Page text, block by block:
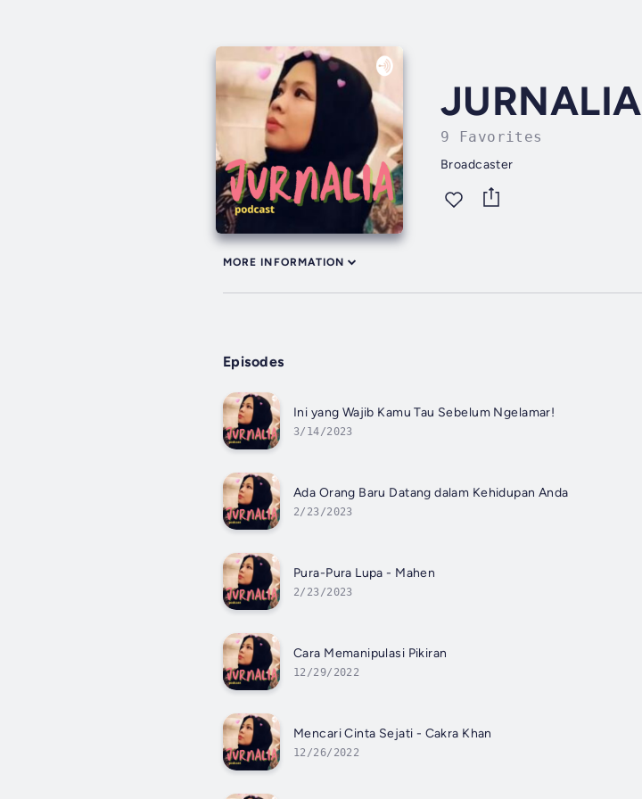
JURNALIA
9 Favorites
Broadcaster
MORE INFORMATION
Episodes
Ini yang Wajib Kamu Tau Sebelum Ngelamar!
3/14/2023
Ada Orang Baru Datang dalam Kehidupan Anda
2/23/2023
Pura-Pura Lupa - Mahen
2/23/2023
Cara Memanipulasi Pikiran
12/29/2022
Mencari Cinta Sejati - Cakra Khan
12/26/2022